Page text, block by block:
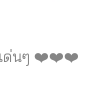
ด่นๆ ❤️❤️❤️